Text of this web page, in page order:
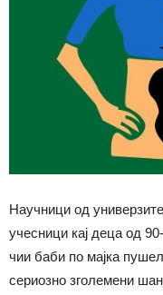
Научници од
учесници кај деца од
чии баби по мајка
сериозно зголемени